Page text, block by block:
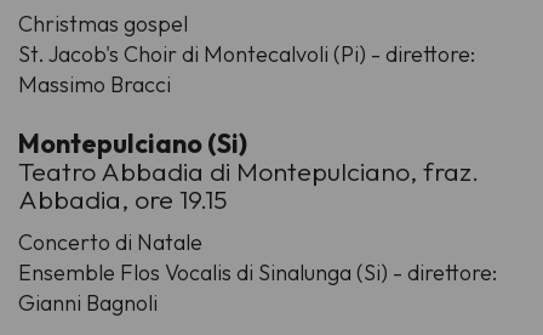
Christmas gospel
St. Jacob's Choir di Montecalvoli (Pi) - direttore:
Massimo Bracci
Montepulciano (Si)
Teatro Abbadia di Montepulciano, fraz.
Abbadia, ore 19.15
Concerto di Natale
Ensemble Flos Vocalis di Sinalunga (Si) - direttore:
Gianni Bagnoli